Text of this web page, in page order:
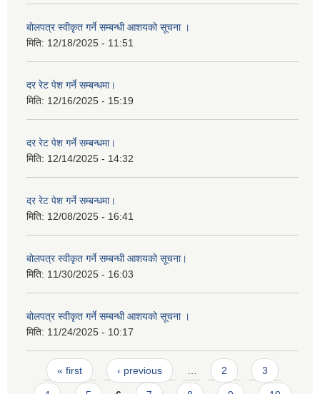
बोलपत्र स्वीकृत गर्ने सम्बन्धी आशयको सूचना ।
मिति: 12/18/2025 - 11:51
दर रेट पेश गर्ने सम्बन्धमा।
मिति: 12/16/2025 - 15:19
दर रेट पेश गर्ने सम्बन्धमा।
मिति: 12/14/2025 - 14:32
दर रेट पेश गर्ने सम्बन्धमा।
मिति: 12/08/2025 - 16:41
बोलपत्र स्वीकृत गर्ने सम्बन्धी आशयको सूचना।
मिति: 11/30/2025 - 16:03
बोलपत्र स्वीकृत गर्ने सम्बन्धी आशयको सूचना ।
मिति: 11/24/2025 - 10:17
Pages
« first ‹ previous … 2 3